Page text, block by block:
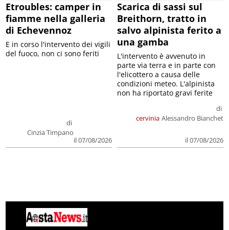
Etroubles: camper in
fiamme nella galleria
di Echevennoz
di
Cinzia Timpano
il 07/08/2026
E in corso l'intervento dei vigili
del fuoco, non ci sono feriti
Scarica di sassi sul
Breithorn, tratto in
salvo alpinista ferito a
una gamba
cervinia
di
Alessandro Bianchet
il 07/08/2026
L'intervento è avvenuto in
parte via terra e in parte con
l'elicottero a causa delle
condizioni meteo. L'alpinista
non ha riportato gravi ferite